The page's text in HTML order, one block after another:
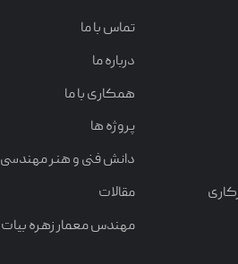
تماس با ما
درباره ما
همکاری با ما
پروژه ها
دانش فنی و هنر مهندسی
مقالات
مهندس معمار زهره بیات